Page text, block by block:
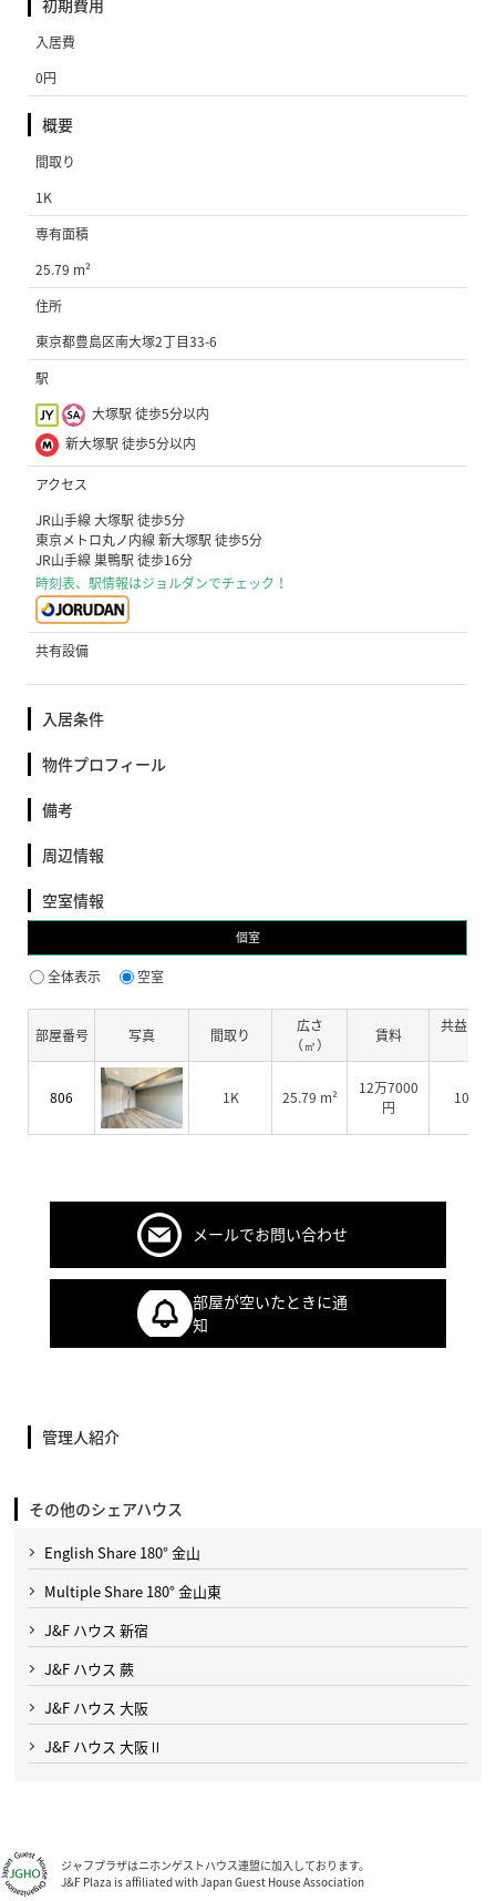
入居費
0円
概要
間取り
1K
専有面積
25.79 m²
住所
東京都豊島区南大塚2丁目33-6
駅
大塚駅 徒歩5分以内
新大塚駅 徒歩5分以内
アクセス
JR山手線 大塚駅 徒歩5分
東京メトロ丸ノ内線 新大塚駅 徒歩5分
JR山手線 巣鴨駅 徒歩16分
時刻表、駅情報はジョルダンでチェック！
共有設備
入居条件
物件プロフィール
備考
周辺情報
空室情報
個室
全体表示 空室
部屋番号 写真 間取り
広さ
（㎡）
賃料
共益費
806 1K 25.79 m²
12万7000
円
メールでお問い合わせ
部屋が空いたときに通
知
管理人紹介
その他のシェアハウス
English Share 180° 金山
Multiple Share 180° 金山東
J&F ハウス 新宿
J&F ハウス 蕨
J&F ハウス 大阪
J&F ハウス 大阪Ⅱ
ジャフプラザはニホンゲストハウス連盟に加入しております。
J&F Plaza is affiliated with Japan Guest House Association